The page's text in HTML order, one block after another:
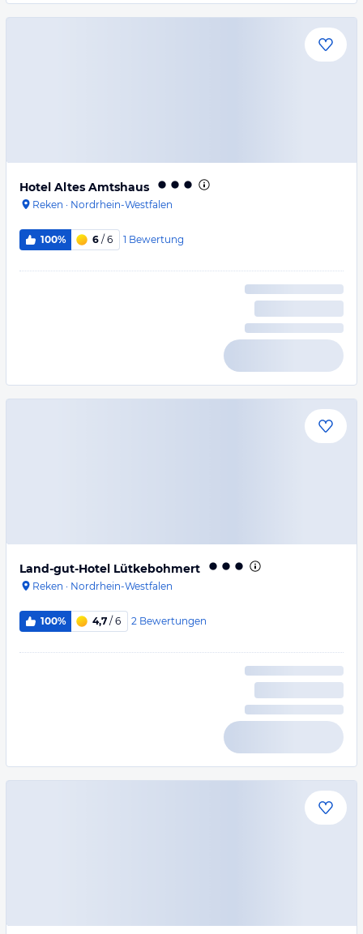
Hotel Altes Amtshaus
Reken · Nordrhein-Westfalen
100% 6 / 6 1 Bewertung
Land-gut-Hotel Lütkebohmert
Reken · Nordrhein-Westfalen
100% 4,7 / 6 2 Bewertungen